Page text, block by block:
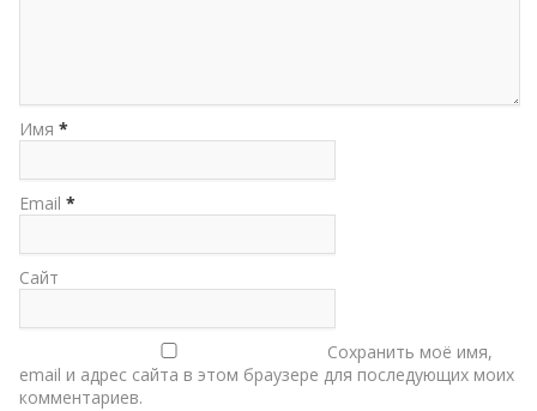
Имя *
Email *
Сайт
Сохранить моё имя,
email и адрес сайта в этом браузере для последующих моих
комментариев.